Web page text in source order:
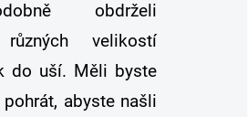
obdrželi
velikostí
do uší. Měli byste
abyste našli